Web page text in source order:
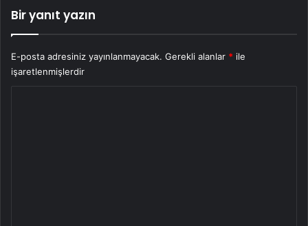
Bir yanıt yazın
E-posta adresiniz yayınlanmayacak. Gerekli alanlar * ile
işaretlenmişlerdir